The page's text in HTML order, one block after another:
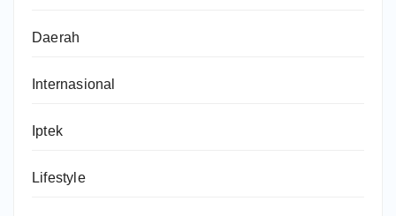
Daerah
Internasional
Iptek
Lifestyle